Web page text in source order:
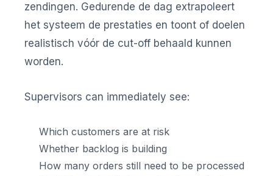
zendingen. Gedurende de dag extrapoleert
het systeem de prestaties en toont of doelen
realistisch vóór de cut-off behaald kunnen
worden.
Supervisors can immediately see:
Which customers are at risk
Whether backlog is building
How many orders still need to be processed